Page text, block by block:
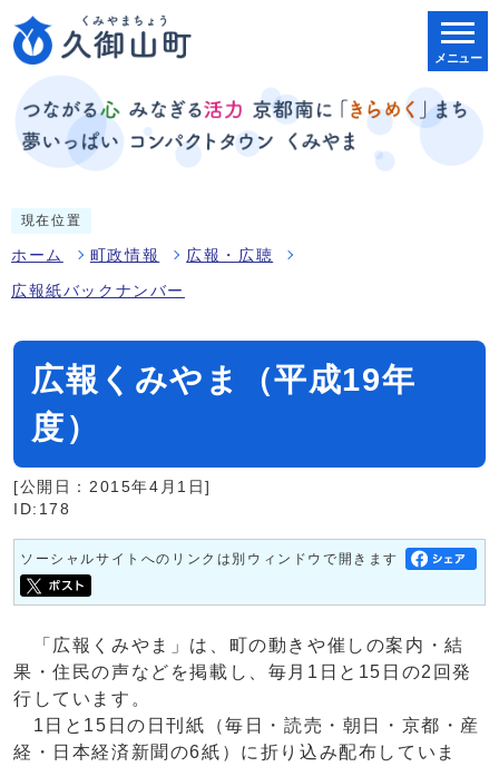
メニュー
現在位置
ホーム 町政情報 広報・広聴
広報紙バックナンバー
広報くみやま（平成19年
度）
[公開日：2015年4月1日]
ID:178
ソーシャルサイトへのリンクは別ウィンドウで開きます
「広報くみやま」は、町の動きや催しの案内・結
果・住民の声などを掲載し、毎月1日と15日の2回発
行しています。
1日と15日の日刊紙（毎日・読売・朝日・京都・産
経・日本経済新聞の6紙）に折り込み配布していま